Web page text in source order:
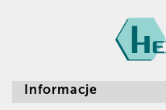
Informacje